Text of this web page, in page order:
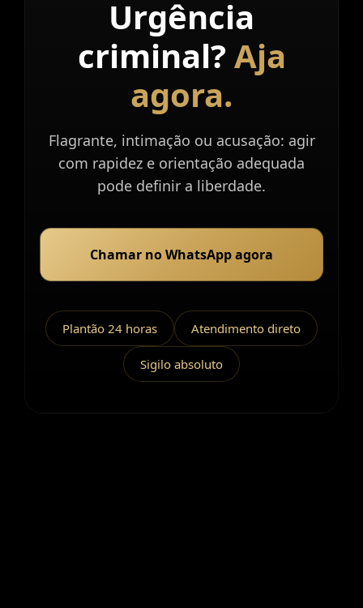
Urgência
criminal?Aja
agora.
Flagrante, intimação ou acusação: agir
com rapidez e orientação adequada
pode definir a liberdade.
Chamar no WhatsApp agora
Plantão 24 horas Atendimento direto
Sigilo absoluto